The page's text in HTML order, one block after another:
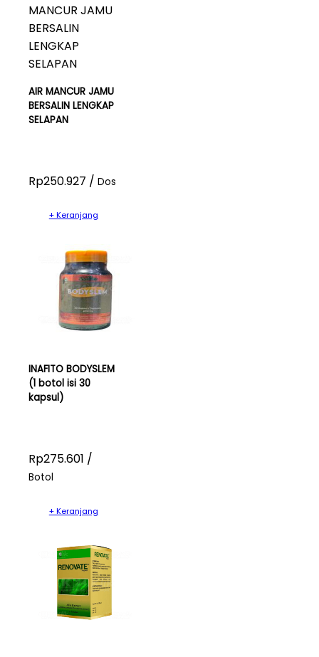
AIR MANCUR JAMU
BERSALIN LENGKAP
SELAPAN
Rp250.927 / Dos
+ Keranjang
INAFITO BODYSLEM
(1 botol isi 30
kapsul)
Rp275.601 /
Botol
+ Keranjang